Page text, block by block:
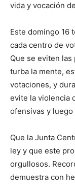
vida y vocación
Este domingo 16
cada centro de
Que se eviten
turba la mente,
votaciones, y
evite la violencia
ofensivas y
Que la Junta
ley y que este
orgullosos.
demuestra con